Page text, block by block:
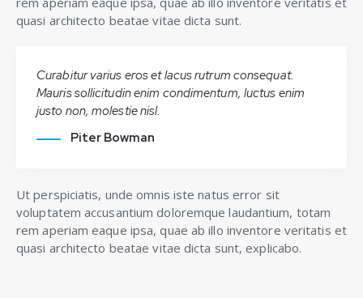
quasi architecto beatae vitae dicta sunt.
Curabitur varius eros et lacus rutrum consequat.
Mauris sollicitudin enim condimentum, luctus enim
justo non, molestie nisl.
Piter Bowman
Ut perspiciatis, unde omnis iste natus error sit
voluptatem accusantium doloremque laudantium, totam
rem aperiam eaque ipsa, quae ab illo inventore veritatis et
quasi architecto beatae vitae dicta sunt, explicabo.